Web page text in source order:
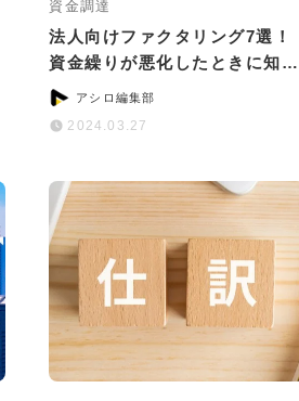
資金調達
法人向けファクタリング7選！
資金繰りが悪化したときに知っ
ておきたいこと
アシロ編集部
2024.03.27